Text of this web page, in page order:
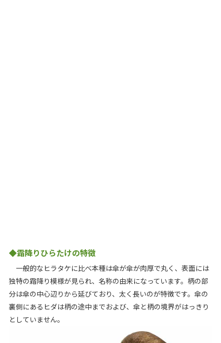
◆霜降りひらたけの特徴
一般的なヒラタケに比べ本種は傘が傘が肉厚で丸く、表面には
独特の霜降り模様が見られ、名称の由来になっています。柄の部
分は傘の中心辺りから延びており、太く長いのが特徴です。傘の
裏側にあるヒダは柄の途中までおよび、傘と柄の境界がはっきり
としていません。